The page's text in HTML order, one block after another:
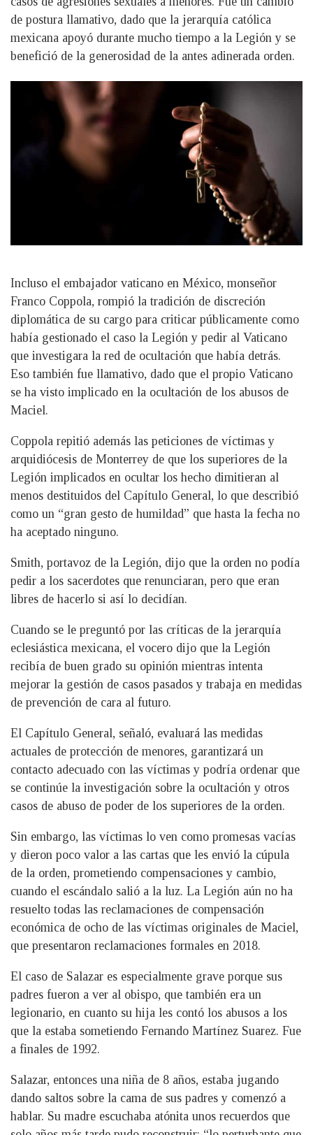
de postura llamativo, dado que la jerarquía católica
mexicana apoyó durante mucho tiempo a la Legión y se
benefició de la generosidad de la antes adinerada orden.
Incluso el embajador vaticano en México, monseñor
Franco Coppola, rompió la tradición de discreción
diplomática de su cargo para criticar públicamente como
había gestionado el caso la Legión y pedir al Vaticano
que investigara la red de ocultación que había detrás.
Eso también fue llamativo, dado que el propio Vaticano
se ha visto implicado en la ocultación de los abusos de
Maciel.
Coppola repitió además las peticiones de víctimas y
arquidiócesis de Monterrey de que los superiores de la
Legión implicados en ocultar los hecho dimitieran al
menos destituidos del Capítulo General, lo que describió
como un “gran gesto de humildad” que hasta la fecha no
ha aceptado ninguno.
Smith, portavoz de la Legión, dijo que la orden no podía
pedir a los sacerdotes que renunciaran, pero que eran
libres de hacerlo si así lo decidían.
Cuando se le preguntó por las críticas de la jerarquía
eclesiástica mexicana, el vocero dijo que la Legión
recibía de buen grado su opinión mientras intenta
mejorar la gestión de casos pasados y trabaja en medidas
de prevención de cara al futuro.
El Capítulo General, señaló, evaluará las medidas
actuales de protección de menores, garantizará un
contacto adecuado con las víctimas y podría ordenar que
se continúe la investigación sobre la ocultación y otros
casos de abuso de poder de los superiores de la orden.
Sin embargo, las víctimas lo ven como promesas vacías
y dieron poco valor a las cartas que les envió la cúpula
de la orden, prometiendo compensaciones y cambio,
cuando el escándalo salió a la luz. La Legión aún no ha
resuelto todas las reclamaciones de compensación
económica de ocho de las víctimas originales de Maciel,
que presentaron reclamaciones formales en 2018.
El caso de Salazar es especialmente grave porque sus
padres fueron a ver al obispo, que también era un
legionario, en cuanto su hija les contó los abusos a los
que la estaba sometiendo Fernando Martínez Suarez. Fue
a finales de 1992.
Salazar, entonces una niña de 8 años, estaba jugando
dando saltos sobre la cama de sus padres y comenzó a
hablar. Su madre escuchaba atónita unos recuerdos que